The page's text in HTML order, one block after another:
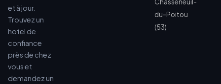
et à jour.
Trouvez un
hotel de
confiance
près de chez
vous et
demandez un
du-Poitou
(53)